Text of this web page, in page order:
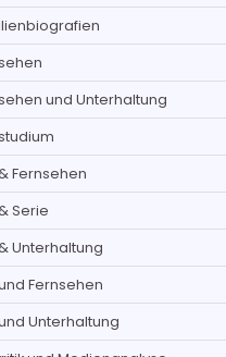
und Unterhaltung
Fernsehen
Serie
Unterhaltung
Fernsehen
Unterhaltung